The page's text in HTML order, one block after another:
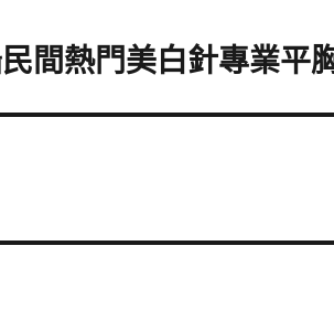
間熱門美白針專業平